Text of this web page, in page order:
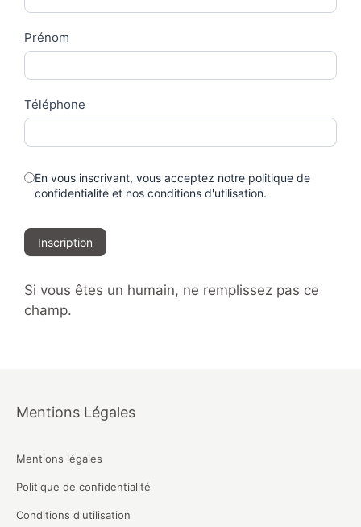
Prénom
Téléphone
En vous inscrivant, vous acceptez notre politique de
confidentialité et nos conditions d'utilisation.
Inscription
Si vous êtes un humain, ne remplissez pas ce
champ.
Mentions Légales
Mentions légales
Politique de confidentialité
Conditions d'utilisation